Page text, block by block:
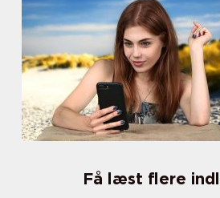
Få læst flere